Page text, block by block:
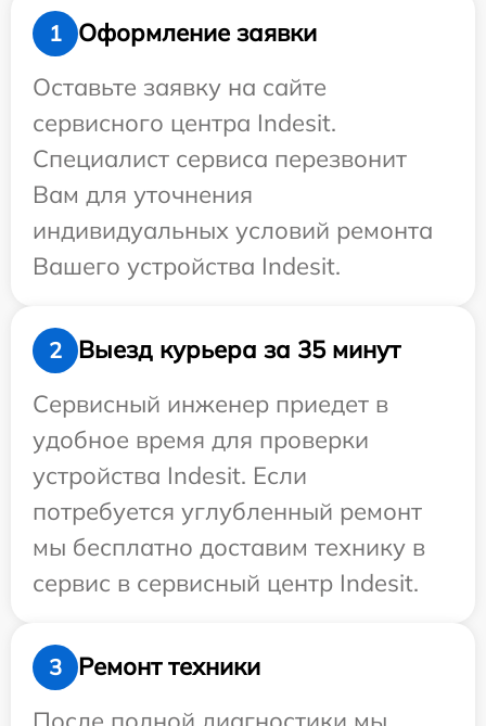
1
Оформление заявки
Оставьте заявку на сайте
сервисного центра Indesit.
Специалист сервиса перезвонит
Вам для уточнения
индивидуальных условий ремонта
Вашего устройства Indesit.
2
Выезд курьера за 35 минут
Сервисный инженер приедет в
удобное время для проверки
устройства Indesit. Если
потребуется углубленный ремонт
мы бесплатно доставим технику в
сервис в сервисный центр Indesit.
3
Ремонт техники